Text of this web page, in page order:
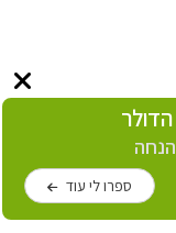
ספרו לי עוד